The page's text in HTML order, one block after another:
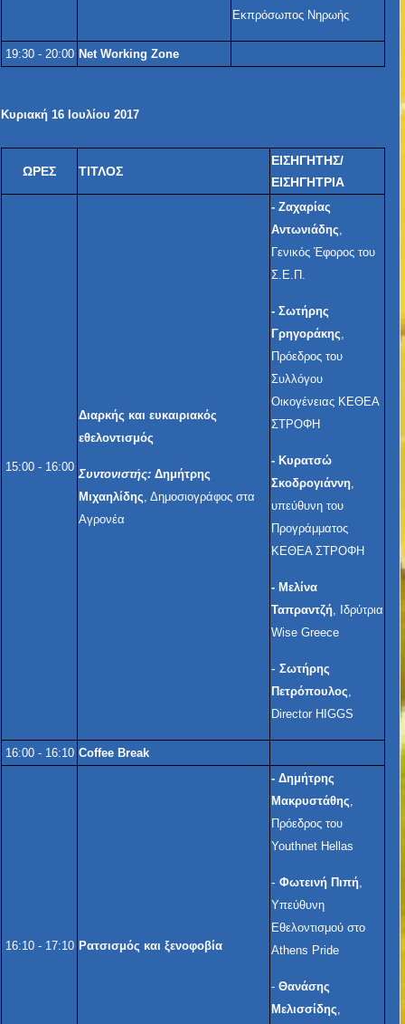
Εκπρόσωπος Νηρωής
19:30 - 20:00 Net Working Zone
Κυριακή 16 Ιουλίου 2017
ΩΡΕΣ ΤΙΤΛΟΣ
ΕΙΣΗΓΗΤΗΣ/
ΕΙΣΗΓΗΤΡΙΑ
15:00 - 16:00
Διαρκής και ευκαιριακός
εθελοντισμός
Συντονιστής: Δημήτρης
Μιχαηλίδης, Δημοσιογράφος στα
Αγρονέα
- Ζαχαρίας
Αντωνιάδης,
Γενικός Έφορος του
Σ.Ε.Π.
- Σωτήρης
Γρηγοράκης,
Πρόεδρος του
Συλλόγου
Οικογένειας ΚΕΘΕΑ
ΣΤΡΟΦΗ
- Κυρατσώ
Σκοδρογιάννη,
υπεύθυνη του
Προγράμματος
ΚΕΘΕΑ ΣΤΡΟΦΗ
- Μελίνα
Ταπραντζή, Ιδρύτρια
Wise Greece
- Σωτήρης
Πετρόπουλος,
Director HIGGS
16:00 - 16:10 Coffee Break
16:10 - 17:10 Ρατσισμός και ξενοφοβία
- Δημήτρης
Μακρυστάθης,
Πρόεδρος του
Youthnet Hellas
- Φωτεινή Πιπή,
Υπεύθυνη
Εθελοντισμού στο
Athens Pride
- Θανάσης
Μελισσίδης,